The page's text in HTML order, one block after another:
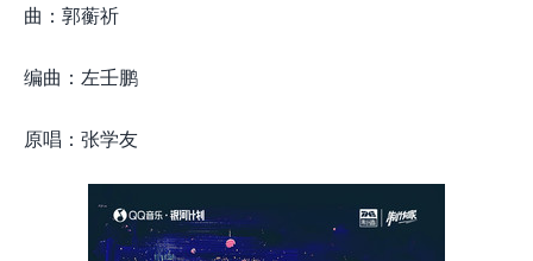
曲：郭蘅祈
编曲：左壬鹏
原唱：张学友